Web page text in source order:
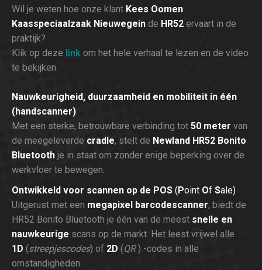
Wil je weten hoe onze klant Kees Oomen
Kaasspeciaalzaak Nieuwegein de HR52 ervaart in de
praktijk?
Klik op deze link om het hele verhaal te lezen en de video
te bekijken.
Nauwkeurigheid, duurzaamheid en mobiliteit in één
(handscanner)
Met een sterke, betrouwbare verbinding tot 50 meter van
de meegeleverde cradle, stelt de Newland HR52 Bonito
Bluetooth je in staat om zonder enige beperking over de
werkvloer te bewegen.
Ontwikkeld voor scannen op de POS ( Point Of Sale)
Uitgerust met een megapixel barcodescanner, biedt de
HR52 Bonito Bluetooth je één van de meest snelle en
nauwkeurige scans op de markt. Het leest vrijwel alle
1D (streepjescodes) of 2D (QR ) -codes in alle
omstandigheden.